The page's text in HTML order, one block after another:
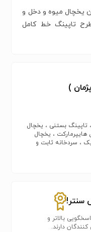
بستنی از 8لگن تا 20لگن یخچال میوه و دخل و
تاپینگ خط کامل
)
تاپینگ بستنی ، یخچال
، یخچال
، سردخانه ثابت و
کافیشاپ
سنتر!
بالاتر و
دارند.